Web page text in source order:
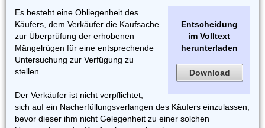
Entscheidung
im Volltext
herunterladen
Download
Es besteht eine Obliegenheit des
Käufers, dem Verkäufer die Kaufsache
zur Überprüfung der erhobenen
Mängelrügen für eine entsprechende
Untersuchung zur Verfügung zu
stellen.
Der Verkäufer ist nicht verpflichtet,
sich auf ein Nacherfüllungsverlangen des Käufers einzulassen,
bevor dieser ihm nicht Gelegenheit zu einer solchen